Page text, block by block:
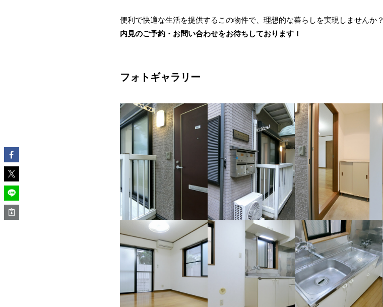
便利で快適な生活を提供するこの物件で、理想的な暮らしを実現しませんか？
内見のご予約・お問い合わせをお待ちしております！
フォトギャラリー